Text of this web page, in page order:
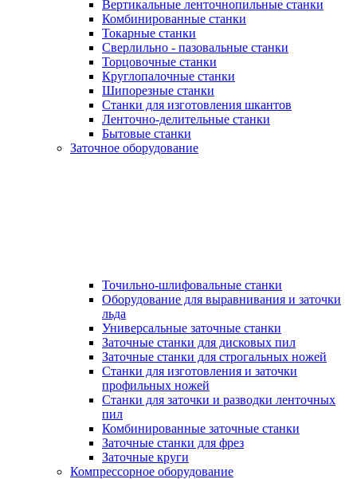
Вертикальные ленточнопильные станки
Комбинированные станки
Токарные станки
Сверлильно - пазовальные станки
Торцовочные станки
Круглопалочные станки
Шипорезные станки
Станки для изготовления шкантов
Ленточно-делительные станки
Бытовые станки
Заточное оборудование
Точильно-шлифовальные станки
Оборудование для выравнивания и заточки
льда
Универсальные заточные станки
Заточные станки для дисковых пил
Заточные станки для строгальных ножей
Станки для изготовления и заточки
профильных ножей
Станки для заточки и разводки ленточных
пил
Комбинированные заточные станки
Заточные станки для фрез
Заточные круги
Компрессорное оборудование